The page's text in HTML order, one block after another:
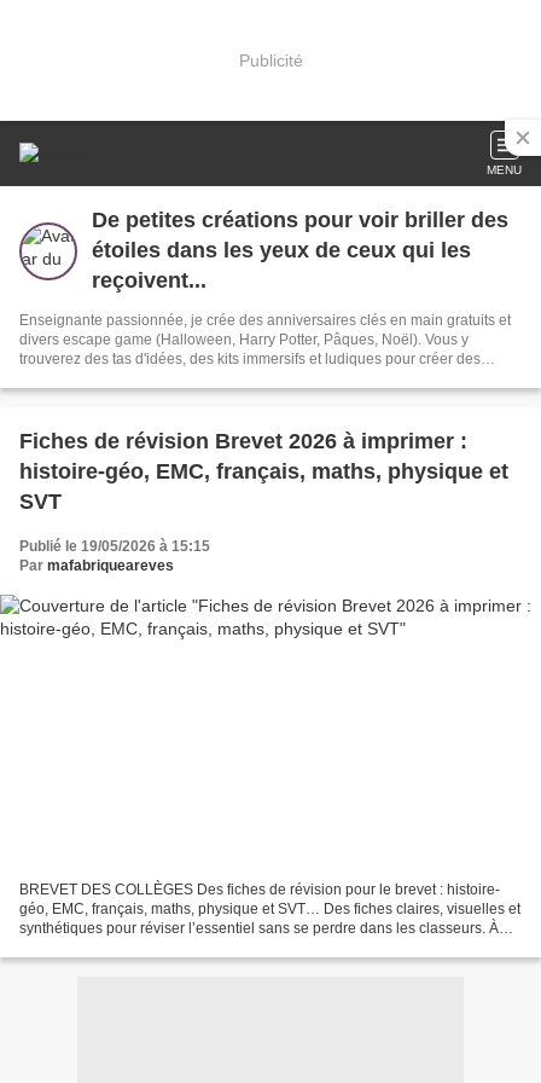
Publicité
MENU
De petites créations pour voir briller des
étoiles dans les yeux de ceux qui les
reçoivent...
Enseignante passionnée, je crée des anniversaires clés en main gratuits et
divers escape game (Halloween, Harry Potter, Pâques, Noël). Vous y
trouverez des tas d'idées, des kits immersifs et ludiques pour créer des
élèves et du cœur de mon métier, mais, grâce au blog, je peux continuer à
Fiches de révision Brevet 2026 à imprimer :
histoire-géo, EMC, français, maths, physique et
SVT
Publié le 19/05/2026 à 15:15
Par mafabriqueareves
BREVET DES COLLÈGES Des fiches de révision pour le brevet : histoire-
géo, EMC, français, maths, physique et SVT… Des fiches claires, visuelles et
synthétiques pour réviser l’essentiel sans se perdre dans les classeurs. À